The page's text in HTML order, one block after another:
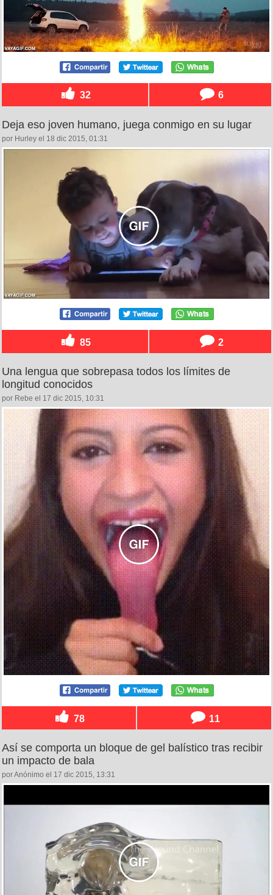
32 6
Deja eso joven humano, juega conmigo en su lugar
por Hurley el 18 dic 2015, 01:31
85 2
Una lengua que sobrepasa todos los límites de
longitud conocidos
por Rebe el 17 dic 2015, 10:31
78 11
Así se comporta un bloque de gel balístico tras recibir
un impacto de bala
por Anónimo el 17 dic 2015, 13:31